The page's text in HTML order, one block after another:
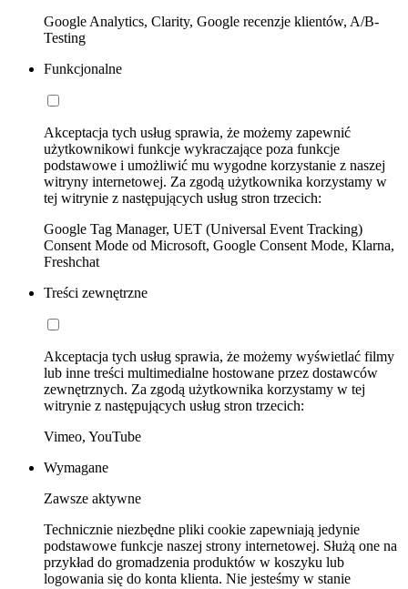
Google Analytics, Clarity, Google recenzje klientów, A/B-
Testing
Funkcjonalne
Akceptacja tych usług sprawia, że możemy zapewnić
użytkownikowi funkcje wykraczające poza funkcje
podstawowe i umożliwić mu wygodne korzystanie z naszej
witryny internetowej. Za zgodą użytkownika korzystamy w
tej witrynie z następujących usług stron trzecich:
Google Tag Manager, UET (Universal Event Tracking)
Consent Mode od Microsoft, Google Consent Mode, Klarna,
Freshchat
Treści zewnętrzne
Akceptacja tych usług sprawia, że możemy wyświetlać filmy
lub inne treści multimedialne hostowane przez dostawców
zewnętrznych. Za zgodą użytkownika korzystamy w tej
witrynie z następujących usług stron trzecich:
Vimeo, YouTube
Wymagane
Zawsze aktywne
Technicznie niezbędne pliki cookie zapewniają jedynie
podstawowe funkcje naszej strony internetowej. Służą one na
przykład do gromadzenia produktów w koszyku lub
logowania się do konta klienta. Nie jesteśmy w stanie